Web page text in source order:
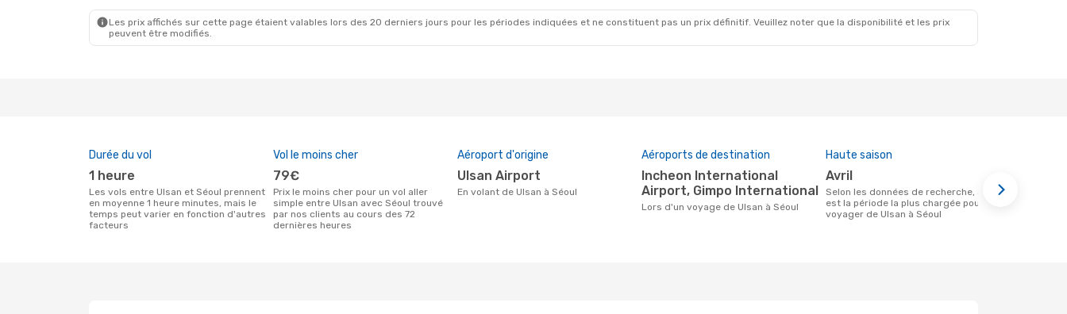
Les prix affichés sur cette page étaient valables lors des 20 derniers jours pour les périodes indiquées et ne constituent pas un prix définitif. Veuillez noter que la disponibilité et les prix
peuvent être modifiés.
Durée du vol
1 heure
Les vols entre Ulsan et Séoul prennent
en moyenne 1 heure minutes, mais le
temps peut varier en fonction d'autres
facteurs
Vol le moins cher
79€
Prix le moins cher pour un vol aller
simple entre Ulsan avec Séoul trouvé
par nos clients au cours des 72
dernières heures
Aéroport d'origine
Ulsan Airport
En volant de Ulsan à Séoul
Aéroports de destination
Incheon International
Airport, Gimpo International
Lors d'un voyage de Ulsan à Séoul
Haute saison
avril
Selon les données de recherche, avril
est la période la plus chargée pour
voyager de Ulsan à Séoul